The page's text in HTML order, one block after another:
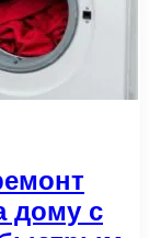
дому с